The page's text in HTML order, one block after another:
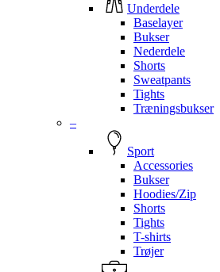
Underdele
Baselayer
Bukser
Nederdele
Shorts
Sweatpants
Tights
Træningsbukser
–
Sport
Accessories
Bukser
Hoodies/Zip
Shorts
Tights
T-shirts
Trøjer